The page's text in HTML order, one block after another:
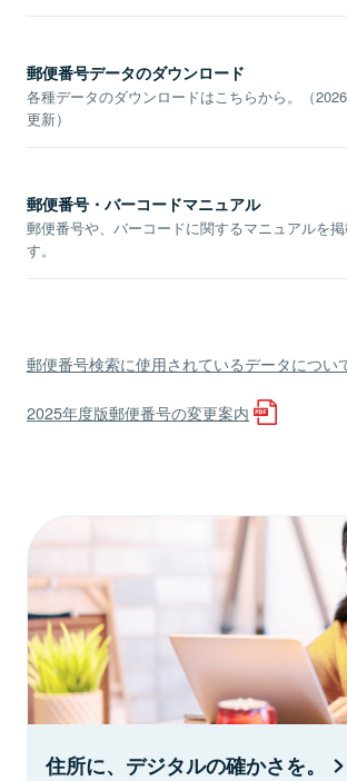
郵便番号データのダウンロード
各種データのダウンロードはこちらから。（
更新）
郵便番号・バーコードマニュアル
郵便番号や、バーコードに関するマニュアルを掲
す。
郵便番号検索に使用されているデータについ
2025年度版郵便番号の変更案内
住所に、デジタルの確かさを。